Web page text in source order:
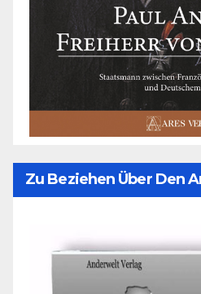
Zu Beziehen Über Den